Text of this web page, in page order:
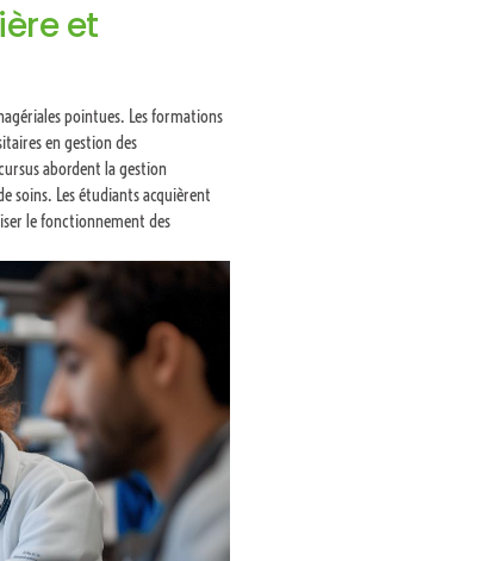
et
pointues. Les formations
en gestion des
abordent la gestion
soins. Les étudiants acquièrent
le fonctionnement des